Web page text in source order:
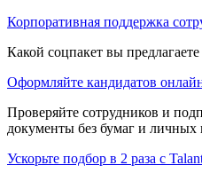
Корпоративная поддержка
Какой соцпакет вы
Оформляйте кандидатов
Проверяйте сотрудников и
документы без бумаг и личных
Ускорьте подбор в 2 раза с